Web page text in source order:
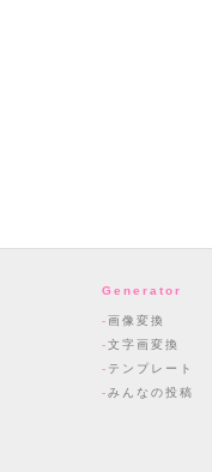
Generator
画像変換
文字画変換
テンプレート
みんなの投稿